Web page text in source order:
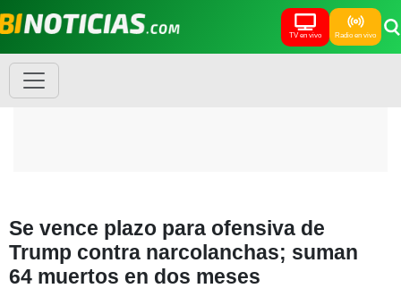
TV en vivo Radio en vivo
Se vence plazo para ofensiva de
Trump contra narcolanchas; suman
64 muertos en dos meses